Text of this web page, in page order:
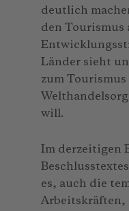
deutlich
den Tourismus
Länder sieht
zum
will.
Im derzeitigen
es, auch die
Arbeitskräften,